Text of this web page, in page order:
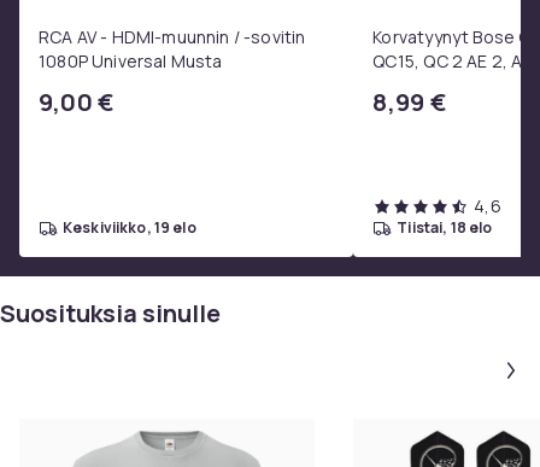
RCA AV - HDMI-muunnin / -sovitin
1080P Universal Musta
9,00 €
keskiviikko, 19 elo
Korvatyynyt Bose
QC15, QC 2 AE 2, AE
8,99 €
4,6
tiistai, 18 elo
Suosituksia sinulle